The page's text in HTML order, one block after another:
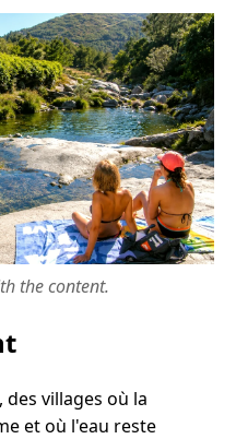
the content.
villages où la
et où l'eau reste